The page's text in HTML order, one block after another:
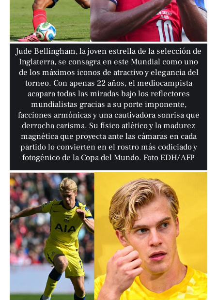
Jude Bellingham, la joven estrella de la selección de
Inglaterra, se consagra en este Mundial como uno
de los máximos iconos de atractivo y elegancia del
torneo. Con apenas 22 años, el mediocampista
acapara todas las miradas bajo los reflectores
mundialistas gracias a su porte imponente,
facciones armónicas y una cautivadora sonrisa que
derrocha carisma. Su físico atlético y la madurez
magnética que proyecta ante las cámaras en cada
partido lo convierten en el rostro más codiciado y
fotogénico de la Copa del Mundo. Foto EDH/ AFP